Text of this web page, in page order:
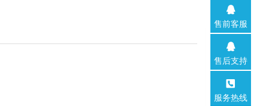
售前客服
售后支持
服务热线